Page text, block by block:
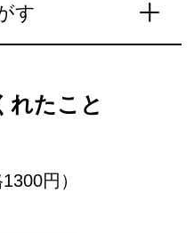
す
れたこと
円）